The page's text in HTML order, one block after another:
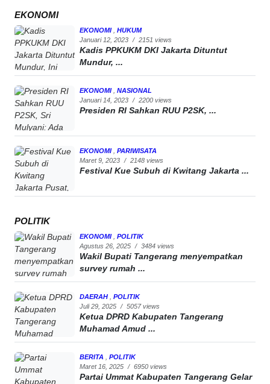
EKONOMI
EKONOMI
HUKUM
Januari 12, 2023 / 2151 views
Kadis PPKUKM DKI Jakarta Dituntut
Mundur, ...
EKONOMI
NASIONAL
Januari 14, 2023 / 2200 views
Presiden RI Sahkan RUU P2SK, ...
EKONOMI
PARIWISATA
Maret 9, 2023 / 2148 views
Festival Kue Subuh di Kwitang Jakarta ...
POLITIK
EKONOMI
POLITIK
Agustus 26, 2025 / 3484 views
Wakil Bupati Tangerang menyempatkan
survey rumah ...
DAERAH
POLITIK
Juli 29, 2025 / 5057 views
Ketua DPRD Kabupaten Tangerang
Muhamad Amud ...
BERITA
POLITIK
Maret 16, 2025 / 6950 views
Partai Ummat Kabupaten Tangerang Gelar